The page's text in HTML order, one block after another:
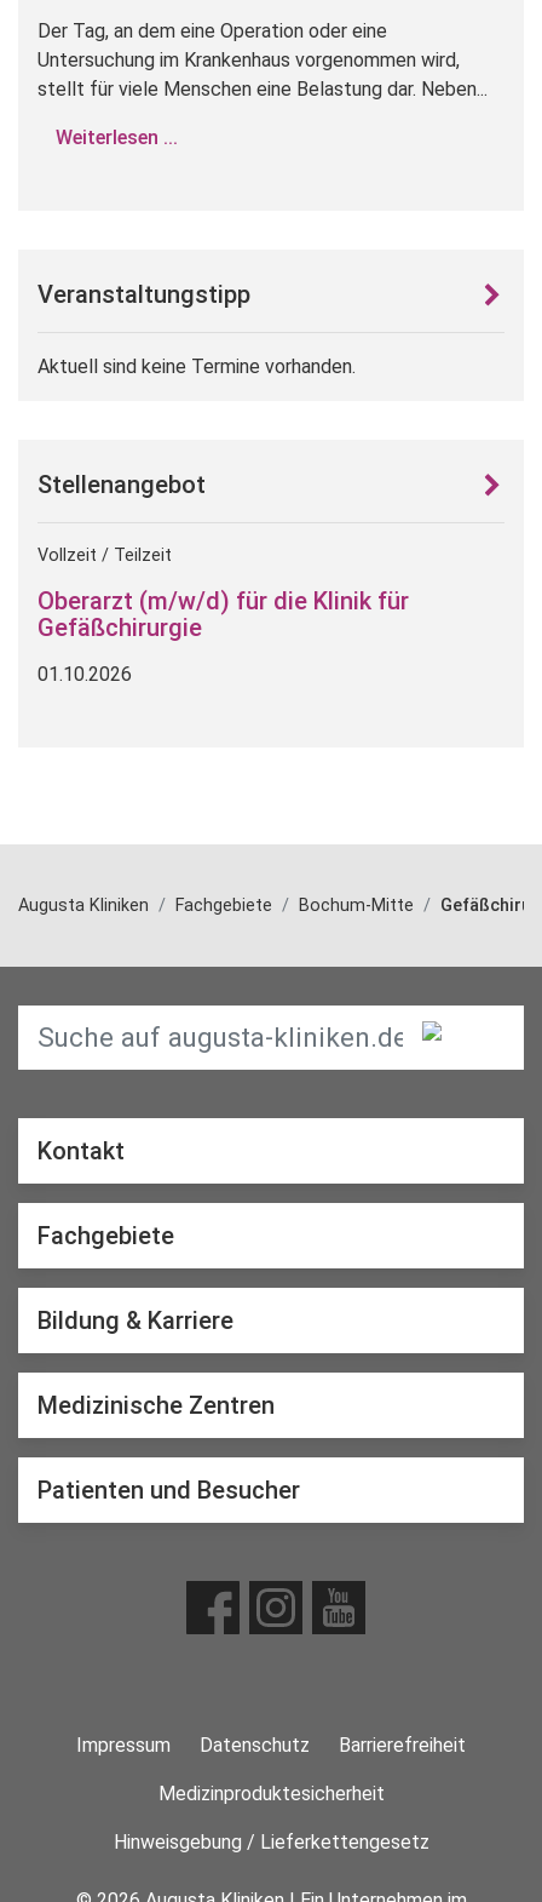
Der Tag, an dem eine Operation oder eine
Untersuchung im Krankenhaus vorgenommen wird,
stellt für viele Menschen eine Belastung dar. Neben...
Weiterlesen ...
Veranstaltungstipp
Aktuell sind keine Termine vorhanden.
Stellenangebot
Vollzeit / Teilzeit
Oberarzt (m/w/d) für die Klinik für
Gefäßchirurgie
01.10.2026
Augusta Kliniken Fachgebiete Bochum-Mitte
Kontakt
Fachgebiete
Bildung & Karriere
Medizinische Zentren
Patienten und Besucher
Impressum Datenschutz Barrierefreiheit
Medizinproduktesicherheit
Hinweisgebung / Lieferkettengesetz